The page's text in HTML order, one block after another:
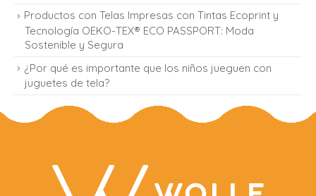
Productos con Telas Impresas con Tintas Ecoprint y
Tecnología OEKO-TEX® ECO PASSPORT: Moda
Sostenible y Segura
¿Por qué es importante que los niños jueguen con
juguetes de tela?